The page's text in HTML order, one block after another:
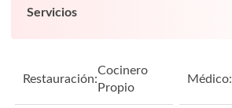
Servicios
Restauración:
Cocinero
Propio
Médico: